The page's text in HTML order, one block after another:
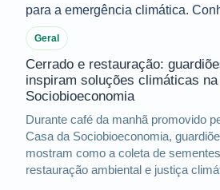
Geral
Cerrado e restauração:
inspiram soluções climáticas
Sociobioeconomia
Durante café da manhã promovido
Casa da Sociobioeconomia,
mostram como a coleta de
restauração ambiental e justiça